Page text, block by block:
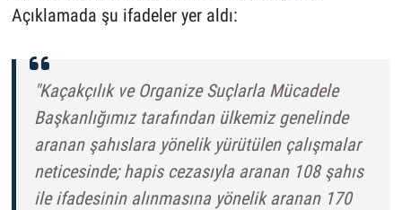
Açıklamada şu ifadeler yer aldı:
"Kaçakçılık ve Organize Suçlarla Mücadele
Başkanlığımız tarafından ülkemiz genelinde
aranan şahıslara yönelik yürütülen çalışmalar
neticesinde; hapis cezasıyla aranan 108 şahıs
ile ifadesinin alınmasına yönelik aranan 170